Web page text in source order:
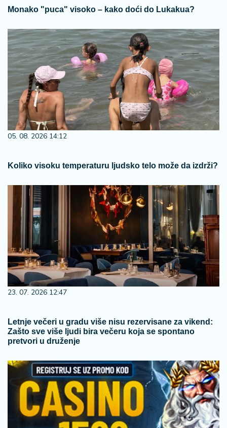
Monako "puca" visoko – kako doći do Lukakua?
05. 08. 2026 14:12
Koliko visoku temperaturu ljudsko telo može da izdrži?
23. 07. 2026 12:47
Letnje večeri u gradu više nisu rezervisane za vikend:
Zašto sve više ljudi bira večeru koja se spontano
pretvori u druženje